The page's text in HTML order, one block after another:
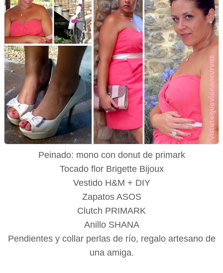
Peinado: mono con donut de primark
Tocado flor Brigette Bijoux
Vestido H&M + DIY
Zapatos ASOS
Clutch PRIMARK
Anillo SHANA
Pendientes y collar perlas de río, regalo artesano de
una amiga.